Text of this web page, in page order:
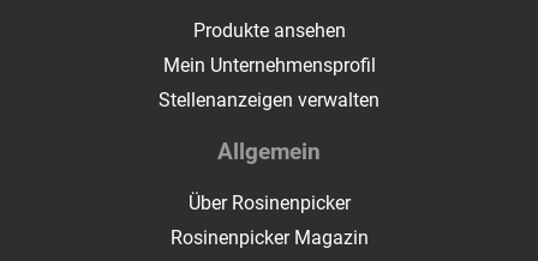
Produkte ansehen
Mein Unternehmensprofil
Stellenanzeigen verwalten
Allgemein
Über Rosinenpicker
Rosinenpicker Magazin